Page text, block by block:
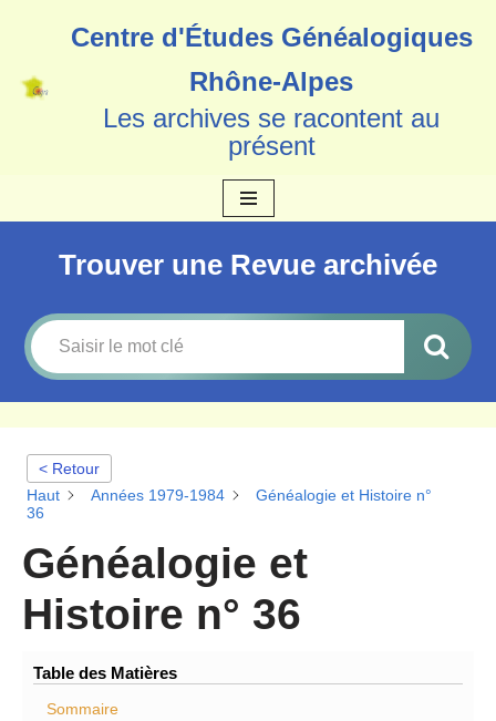
au
Centre d'Études Généalogiques
Rhône-Alpes
Les archives se racontent au
présent
Trouver une Revue archivée
< Retour
Haut
Années 1979-1984
Généalogie et Histoire n°
36
Généalogie et
Histoire n° 36
Table des Matières
Sommaire